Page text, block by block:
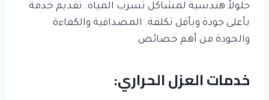
حلولاً هندسية لمشاكل تسرب المياه. تقديم خدمة
بأعلى جودة وبأقل تكلفة. المصداقية والكفاءة
والجودة من أهم خصائص
خدمات العزل الحراري: